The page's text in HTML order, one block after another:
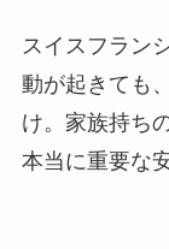
スイスフラン
動が起きても
け。家族持ち
本当に重要な